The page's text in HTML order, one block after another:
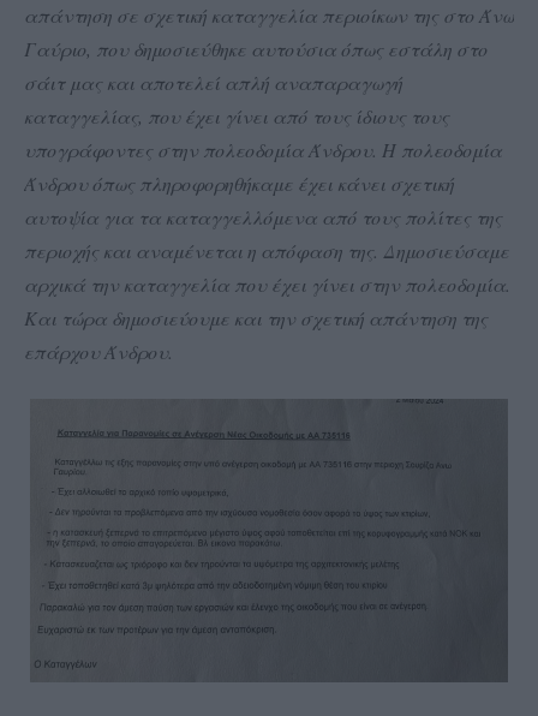
απάντηση σε σχετική καταγγελία περιοίκων της στο Άνω
Γαύριο, που δημοσιεύθηκε αυτούσια όπως εστάλη στο
σάιτ μας και αποτελεί απλή αναπαραγωγή
καταγγελίας, που έχει γίνει από τους ίδιους τους
υπογράφοντες στην πολεοδομία Άνδρου. Η πολεοδομία
Άνδρου όπως πληροφορηθήκαμε έχει κάνει σχετική
αυτοψία για τα καταγγελλόμενα από τους πολίτες της
περιοχής και αναμένεται η απόφαση της. Δημοσιεύσαμε
αρχικά την καταγγελία που έχει γίνει στην πολεοδομία.
Και τώρα δημοσιεύουμε και την σχετική απάντηση της
επάρχου Άνδρου.